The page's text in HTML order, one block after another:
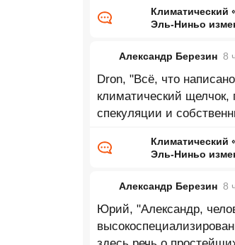
Климатический
Эль-Ниньо
Александр Березин 8
Dron, "Всё, что
климатический щелчок,
спекуляции и
предсказывающих
Климатический
Эль-Ниньо
Александр Березин 8
Юрий, "Александр,